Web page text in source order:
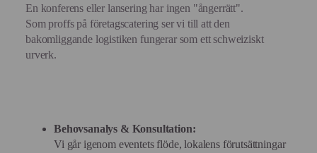
En konferens eller lansering har ingen "ångerrätt".
Som proffs på företagscatering ser vi till att den
bakomliggande logistiken fungerar som ett schweiziskt
urverk.
Behovsanalys & Konsultation:
Vi går igenom eventets flöde, lokalens förutsättningar